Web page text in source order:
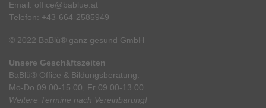
Email: office@bablue.at
Telefon: +43-664-2585949
© 2022 BaBlü® ganz gesund GmbH
Unsere Geschäftszeiten
BaBlü® Office & Bildungsberatung:
Mo-Do 09.00-15.00, Fr 09.00-13.00
Weitere Termine nach Vereinbarung!